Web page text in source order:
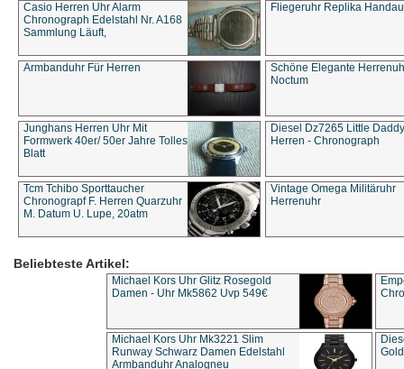
Casio Herren Uhr Alarm
Chronograph Edelstahl Nr. A168
Sammlung Läuft,
Fliegeruhr Replika
Armbanduhr Für Herren
Schöne Elegante
Noctum
Junghans Herren Uhr Mit
Formwerk 40er/ 50er Jahre Tolles
Blatt
Diesel Dz7265 Little Daddy
Herren - Chronograph
Tcm Tchibo Sporttaucher
Chronograpf F. Herren Quarzuhr
M. Datum U. Lupe, 20atm
Vintage Omega Militäruhr
Herrenuhr
Beliebteste Artikel:
Michael Kors Uhr Glitz Rosegold
Damen - Uhr Mk5862 Uvp 549€
Michael Kors Uhr Mk3221 Slim
Runway Schwarz Damen Edelstahl
Armbanduhr Analogneu